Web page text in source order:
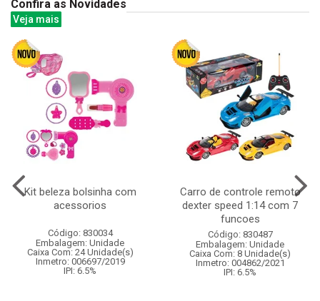
Confira as Novidades
Veja mais
Kit beleza bolsinha com
acessorios
Código: 830034
Embalagem: Unidade
Caixa Com: 24 Unidade(s)
Inmetro: 006697/2019
IPI: 6.5%
Carro de controle remoto
dexter speed 1:14 com 7
funcoes
Código: 830487
Embalagem: Unidade
Caixa Com: 8 Unidade(s)
Inmetro: 004862/2021
IPI: 6.5%